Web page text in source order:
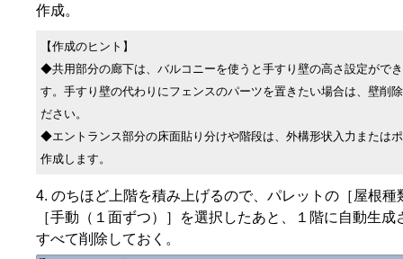
作成。
【作成のヒント】
◆共用部分の廊下は、バルコニーを使うと手すり壁の高さ設定がで
す。手すり壁の代わりにフェンスのパーツを置きたい場合は、壁削
ださい。
◆エントランス部分の床面貼り分けや階段は、外構形状入力または
作成します。
のちほど上階を積み上げるので、パレットの［屋根種
［手動（１面ずつ）］を選択したあと、１階に自動生成
すべて削除しておく。